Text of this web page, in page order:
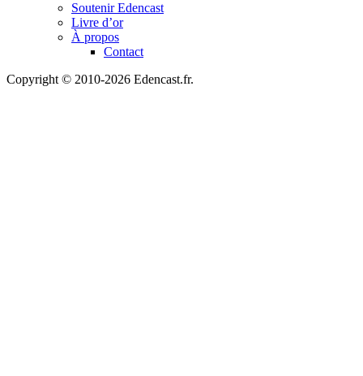
Soutenir Edencast
Livre d’or
À propos
Contact
Copyright © 2010-2026 Edencast.fr.